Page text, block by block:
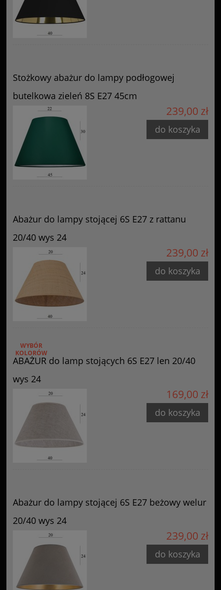
Stożkowy abażur do lampy podłogowej
butelkowa zieleń 8S E27 45cm
239,00 zł
do koszyka
Abażur do lampy stojącej 6S E27 z rattanu
20/40 wys 24
239,00 zł
do koszyka
ABAŻUR do lamp stojących 6S E27 len 20/40
wys 24
WYBÓR
KOLORÓW
169,00 zł
do koszyka
Abażur do lampy stojącej 6S E27 beżowy welur
20/40 wys 24
239,00 zł
do koszyka